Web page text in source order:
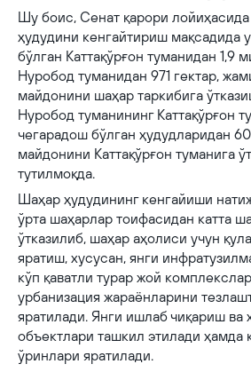
Шу боис, Сенат қарори лойиҳасида
ҳудудини кенгайтириш мақсадида
бўлган Каттақўрғон туманидан 1,9
Нуробод туманидан 971 гектар,
майдонини шаҳар таркибига
Нуробод туманининг Каттақўрғон
чегарадош бўлган ҳудудларидан
майдонини Каттақўрғон туманига
тутилмоқда.
Шаҳар ҳудудининг кенгайиши
ўрта шаҳарлар тоифасидан катта
ўтказилиб, шаҳар аҳолиси учун
яратиш, хусусан, янги
кўп қаватли турар жой
урбанизация жараёнларини
яратилади. Янги ишлаб чиқариш ва
объектлари ташкил этилади
ўринлари яратилади.